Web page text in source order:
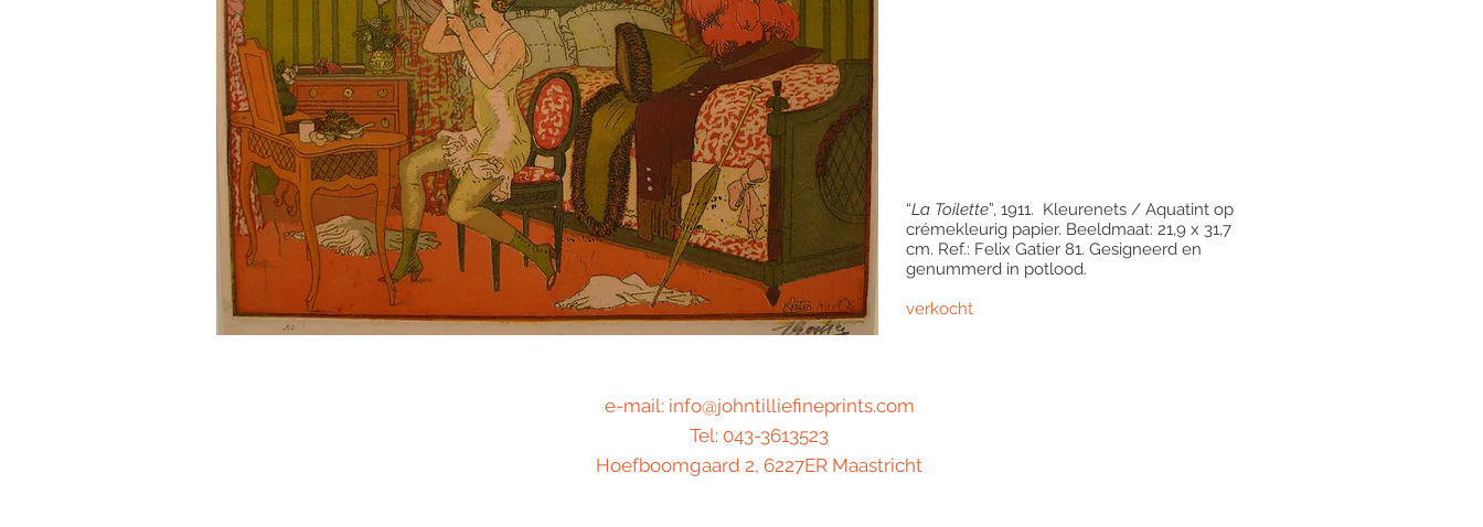
“La Toilette”, 1911. Kleurenets / Aquatint op
crémekleurig papier. Beeldmaat: 21,9 x 31,7
cm. Ref.: Felix Gatier 81. Gesigneerd en
genummerd in potlood.
verkocht
e-mail: info@johntilliefineprints.com
Tel: 043-3613523
Hoefboomgaard 2, 6227ER Maastricht